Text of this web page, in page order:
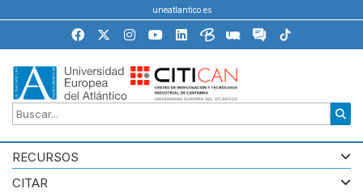
uneatlantico.es
RECURSOS
CITAR